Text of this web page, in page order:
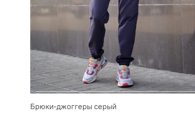
Брюки-джоггеры серый